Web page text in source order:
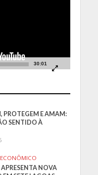
30:01
PROTEGEM E AMAM:
SENTIDO À
NOVA